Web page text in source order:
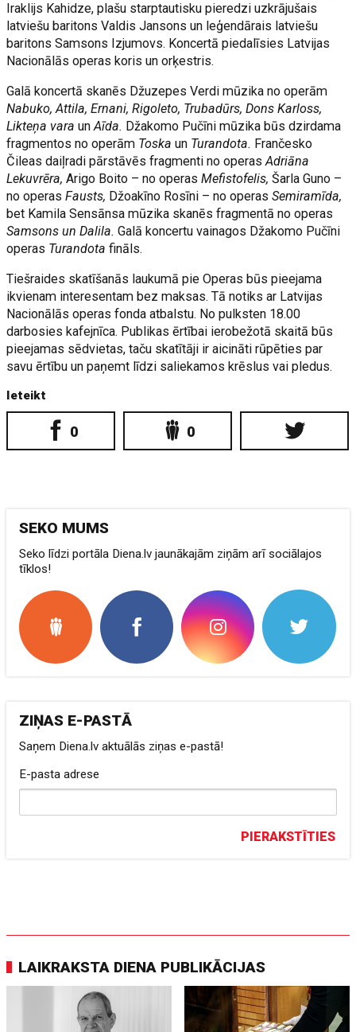
Iraklijs Kahidze, plašu starptautisku pieredzi uzkrājušais
latviešu baritons Valdis Jansons un leģendārais latviešu
baritons Samsons Izjumovs. Koncertā piedalīsies Latvijas
Nacionālās operas koris un orķestris.
Galā koncertā skanēs Džuzepes Verdi mūzika no operām
Nabuko, Attila, Ernani, Rigoleto, Trubadūrs, Dons Karloss,
Likteņa varaunAīda. Džakomo Pučīni mūzika būs dzirdama
fragmentos no operām Toskaun Turandota. Frančesko
Čileas daiļradi pārstāvēs fragmenti no operasAdriāna
Lekuvrēra,Arigo Boito – no operasMefistofelis, Šarla Guno –
no operasFausts, Džoakīno Rosīni – no operasSemiramīda,
bet Kamila Sensānsa mūzika skanēs fragmentā no operas
Samsons un Dalila. Galā koncertu vainagos Džakomo Pučīni
operas Turandota fināls.
Tiešraides skatīšanās laukumā pie Operas būs pieejama
ikvienam interesentam bez maksas. Tā notiks ar Latvijas
Nacionālās operas fonda atbalstu. No pulksten 18.00
darbosies kafejnīca. Publikas ērtībai ierobežotā skaitā būs
pieejamas sēdvietas, taču skatītāji ir aicināti rūpēties par
savu ērtību un paņemt līdzi saliekamos krēslus vai pledus.
Ieteikt
0 0
SEKO MUMS
Seko līdzi portāla Diena.lv jaunākajām ziņām arī sociālajos
tīklos!
ZIŅAS E-PASTĀ
Saņem Diena.lv aktuālās ziņas e-pastā!
E-pasta adrese
PIERAKSTĪTIES
LAIKRAKSTA DIENA PUBLIKĀCIJAS